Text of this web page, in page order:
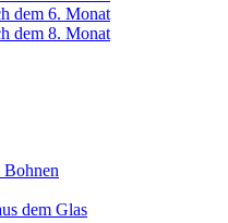
dem 6. Monat
dem 8. Monat
dem Glas